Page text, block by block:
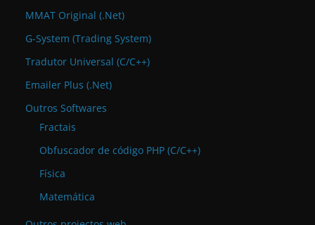
MMAT Original (.Net)
G-System (Trading System)
Tradutor Universal (C/C++)
Emailer Plus (.Net)
Outros Softwares
Fractais
Obfuscador de código PHP (C/C++)
Física
Matemática